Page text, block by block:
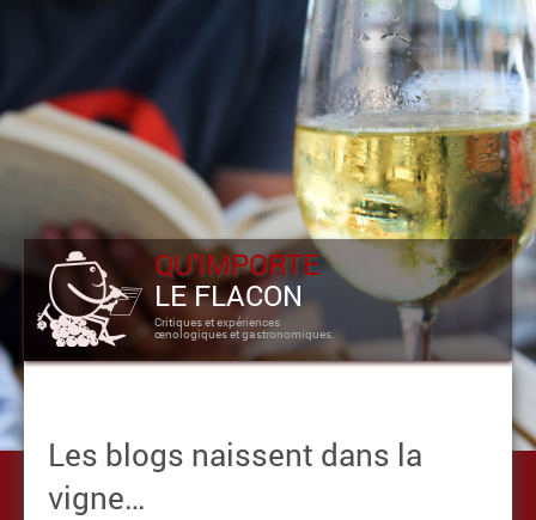
QU'IMPORTE
LE FLACON
Critiques et expériences
œnologiques et gastronomiques.
Les blogs naissent dans la
vigne…